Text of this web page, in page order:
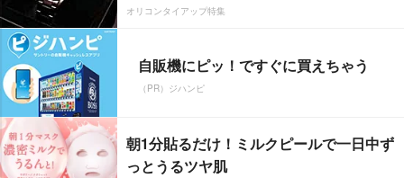
オリコンタイアップ特集
自販機にピッ！ですぐに買えちゃう
（PR）ジハンピ
朝1分貼るだけ！ミルクピールで一日中ず
っとうるツヤ肌